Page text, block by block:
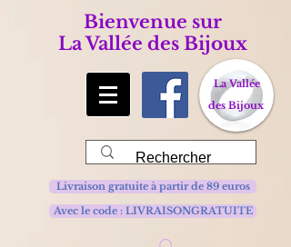
Bienvenue sur
La Vallée des Bijoux
La Vallée
des Bijoux
Avec le code : LIVRAISONGRATUITE
Livraison gratuite à partir de 89 euros